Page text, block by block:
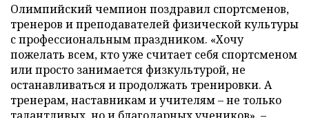
Олимпийский чемпион поздравил спортсменов,
тренеров и преподавателей физической культуры
с профессиональным праздником. «Хочу
пожелать всем, кто уже считает себя спортсменом
или просто занимается физкультурой, не
останавливаться и продолжать тренировки. А
тренерам, наставникам и учителям – не только